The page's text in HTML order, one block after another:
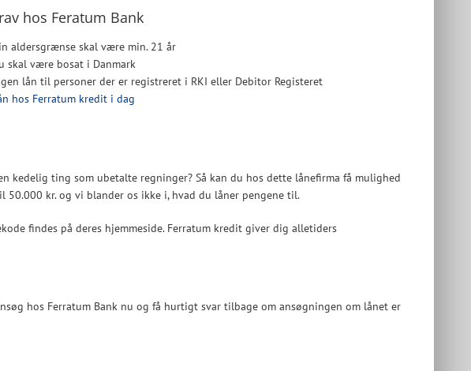
hos Feratum Bank
aldersgrænse skal være min. 21 år
skal være bosat i Danmark
lån til personer der er registreret i RKI eller Debitor Registeret
hos Ferratum kredit i dag
kedelig ting som ubetalte regninger? Så kan du hos dette lånefirma få mulighed
kr. og vi blander os ikke i, hvad du låner pengene til.
findes på deres hjemmeside. Ferratum kredit giver dig alletiders
hos Ferratum Bank nu og få hurtigt svar tilbage om ansøgningen om lånet er